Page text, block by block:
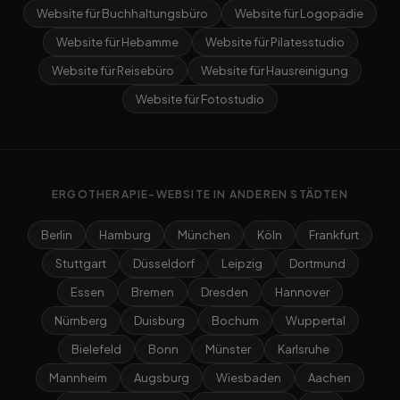
Website für Buchhaltungsbüro
Website für Logopädie
Website für Hebamme
Website für Pilatesstudio
Website für Reisebüro
Website für Hausreinigung
Website für Fotostudio
ERGOTHERAPIE-WEBSITE IN ANDEREN STÄDTEN
Berlin Hamburg München Köln
Frankfurt
Stuttgart
Düsseldorf Leipzig
Dortmund
Essen
Bremen Dresden
Hannover
Nürnberg
Duisburg Bochum
Wuppertal
Bielefeld
Bonn Münster
Karlsruhe
Mannheim
Augsburg Wiesbaden
Aachen